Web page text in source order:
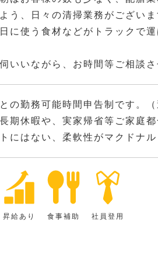
う、日々の清掃業務がございま
に使う食材などがトラックで
いいながら、お時間等ご相談
の勤務可能時間申告制です。（
期休暇や、実家帰省等ご家庭
にはない、柔軟性がマクドナ
昇給あり 食事補助 社員登用